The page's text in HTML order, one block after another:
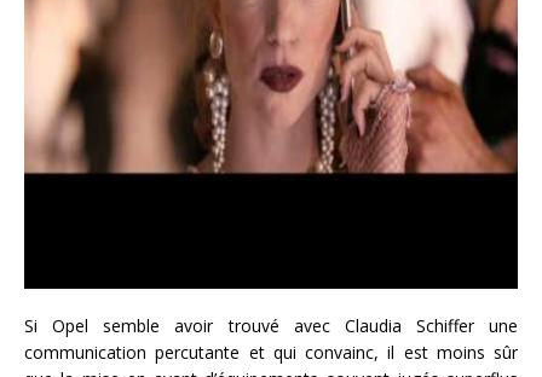
Si Opel semble avoir trouvé avec Claudia Schiffer une
communication percutante et qui convainc, il est moins sûr